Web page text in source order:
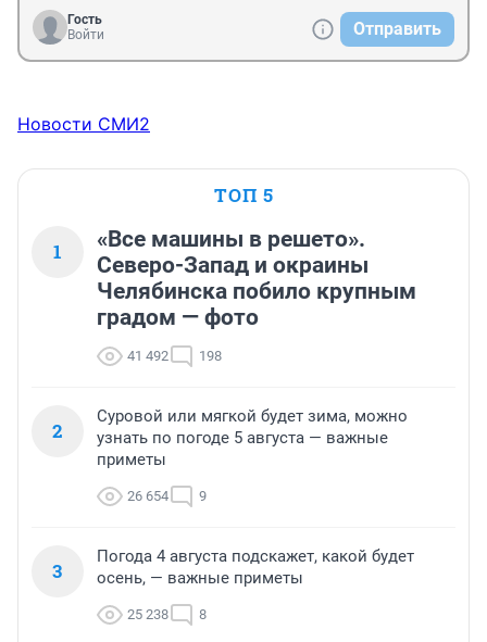
Гость
Войти
Отправить
Новости СМИ2
ТОП 5
1
«Все машины в решето».
Северо-Запад и окраины
Челябинска побило крупным
градом — фото
41 492 198
2
Суровой или мягкой будет зима, можно
узнать по погоде 5 августа — важные
приметы
26 654 9
3
Погода 4 августа подскажет, какой будет
осень, — важные приметы
25 238 8